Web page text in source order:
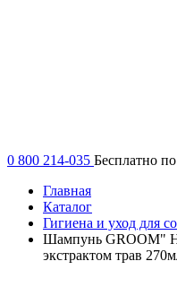
0 800 214-035 Бесплатно
Главная
Каталог
Гигиена и уход для
Шампунь GROOM"
экстрактом трав